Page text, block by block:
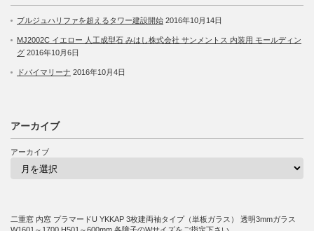
ブルジュハリファを超えるタワー建設開始 2016年10月14日
MJ2002C イエロー 人工成型石 みはし株式会社 サンメントス 内装用 モールディン
グ 2016年10月6日
ドバイマリーナ 2016年10月4日
アーカイブ
アーカイブ
二重窓 内窓 プラマードU YKKAP 3枚建両袖タイプ（単板ガラス） 透明3mmガラス